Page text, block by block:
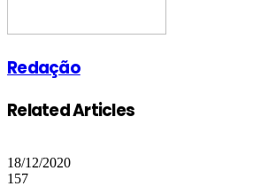
Redação
Related Articles
18/12/2020
157